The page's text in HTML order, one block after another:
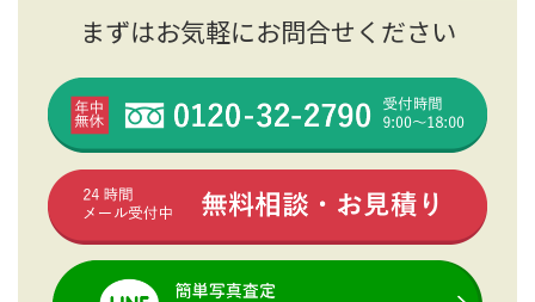
まずはお気軽にお問合せください